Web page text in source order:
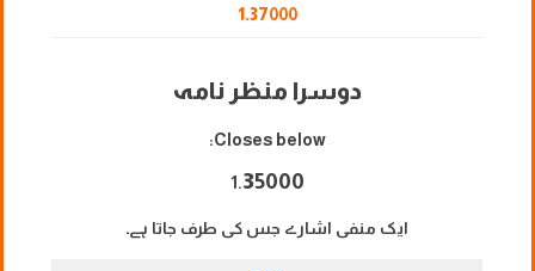
1.37000
دوسرا منظر نامہ
Closes below:
1.35000
ایک منفی اشارے جس کی طرف جاتا ہے۔